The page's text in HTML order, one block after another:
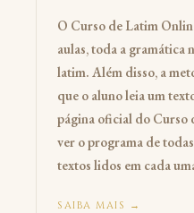
O Curso de Latim
aulas, toda a gramática
latim. Além disso, a
que o aluno leia um
página oficial do Curso
ver o programa de
textos lidos em cada
SAIBA MAIS →